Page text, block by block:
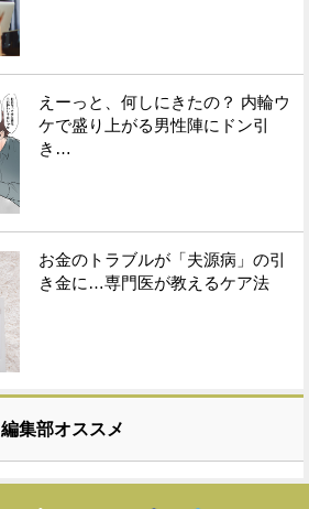
えーっと、何しにきたの？ 内輪ウ
ケで盛り上がる男性陣にドン引
き…
お金のトラブルが「夫源病」の引
き金に…専門医が教えるケア法
編集部オススメ